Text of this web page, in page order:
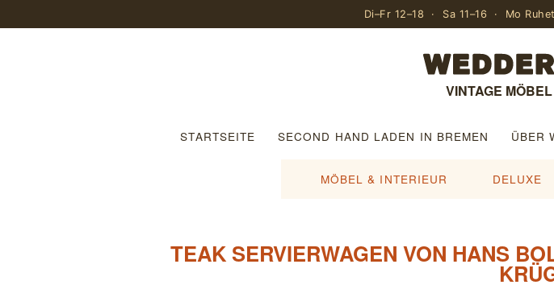
Di–Fr 12–18 · Sa 11–16 · Mo
VINTAGE
STARTSEITE SECOND HAND LADEN IN BREMEN ÜBER
MÖBEL & INTERIEUR DELUXE
TEAK SERVIERWAGEN VON HANS